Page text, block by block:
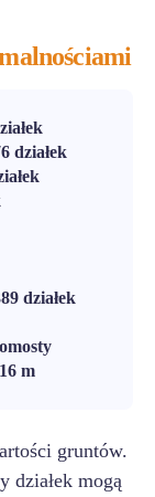
działek
działek
m
gruntów.
działek mogą